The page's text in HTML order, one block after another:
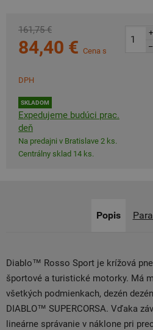
161,75 €
84,40 € Cena s
DPH
SKLADOM
Expedujeme budúci prac.
deň
Na predajni v Bratislave 2 ks.
Centrálny sklad 14 ks.
+
–
Popis
Diablo™ Rosso Sport je krížová
športové a turistické motorky. Má
všetkých podmienkach, dezén
DIABLO™ SUPERCORSA. Vďaka
lineárne správanie v náklone pri